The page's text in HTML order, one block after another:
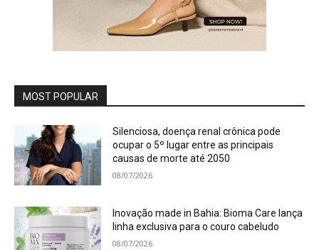
MOST POPULAR
Silenciosa, doença renal crônica pode
ocupar o 5º lugar entre as principais
causas de morte até 2050
08/07/2026
Inovação made in Bahia: Bioma Care lança
linha exclusiva para o couro cabeludo
08/07/2026